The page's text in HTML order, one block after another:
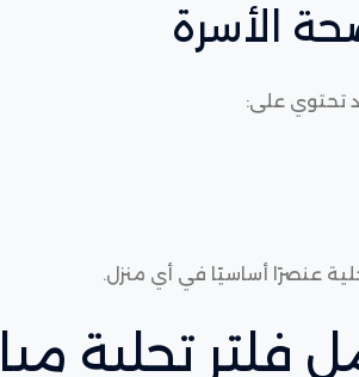
تحتوي على:
عنصرًا أساسيًا في أي منزل.
فلتر تحلية